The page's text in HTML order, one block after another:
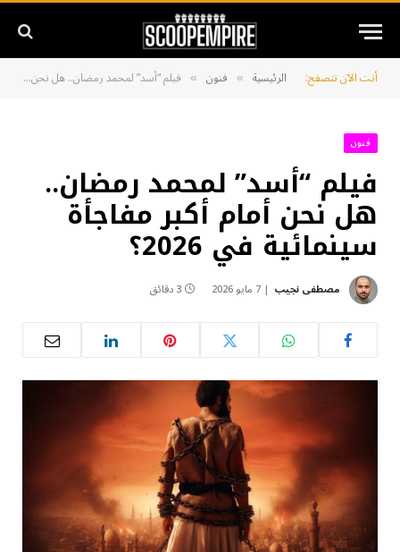
أنت الآن تتصفح: الرئيسية » فنون » فيلم “أسد” لمحمد رمضان.. هل نحن أمام أكبر مفاجأة سينمائية في 2026؟
فنون
فيلم “أسد” لمحمد رمضان..
هل نحن أمام أكبر مفاجأة
سينمائية في 2026؟
مصطفى نجيب 7 مايو 2026 3 دقائق